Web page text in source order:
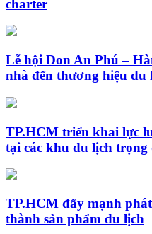
charter
Lễ hội Don An Phú –
nhà đến thương hiệu du
TP.HCM triển khai lực
tại các khu du lịch trọng
TP.HCM đẩy mạnh
thành sản phẩm du lịch